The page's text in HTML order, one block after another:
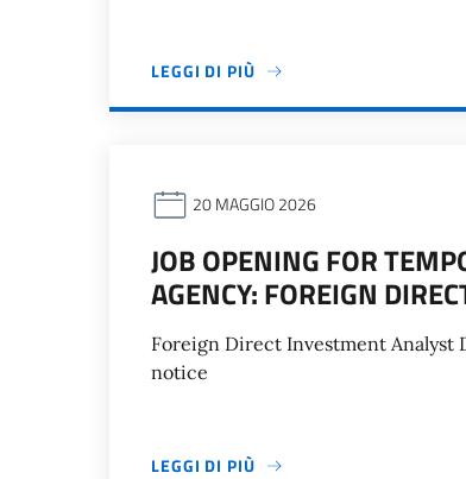
LEGGI DI PIÙ
20 MAGGIO 2026
JOB OPENING FOR
AGENCY: FOREIGN
Foreign Direct Investment Analyst
notice
LEGGI DI PIÙ